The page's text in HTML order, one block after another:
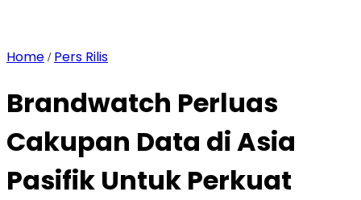
Home / Pers Rilis
Brandwatch Perluas
Cakupan Data di Asia
Pasifik Untuk Perkuat